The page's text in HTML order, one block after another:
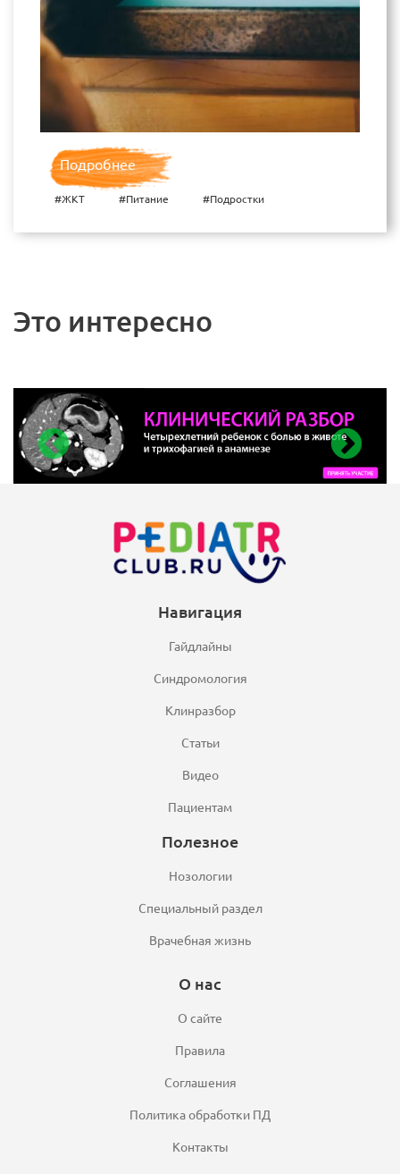
Подробнее
#ЖКТ #Питание #Подростки
Это интересно
Навигация
Гайдлайны
Синдромология
Клинразбор
Статьи
Видео
Пациентам
Полезное
Нозологии
Специальный раздел
Врачебная жизнь
О нас
О сайте
Правила
Соглашения
Политика обработки ПД
Контакты